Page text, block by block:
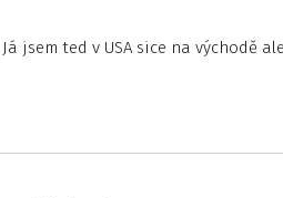
jsem ted v USA sice na východě